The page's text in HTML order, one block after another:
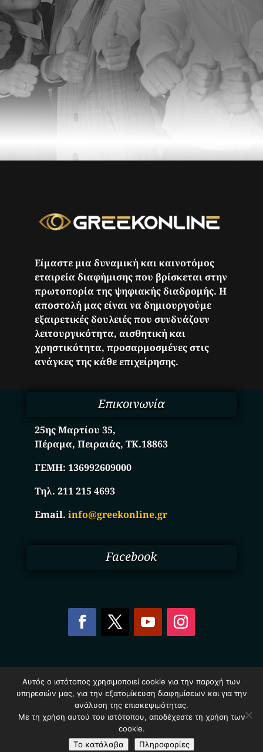
Είμαστε μια δυναμική και καινοτόμος
εταιρεία διαφήμισης που βρίσκεται στην
πρωτοπορία της ψηφιακής διαδρομής. Η
αποστολή μας είναι να δημιουργούμε
εξαιρετικές δουλειές που συνδυάζουν
λειτουργικότητα, αισθητική και
χρηστικότητα, προσαρμοσμένες στις
ανάγκες της κάθε επιχείρησης.
Επικοινωνία
25ης Μαρτίου 35,
Πέραμα, Πειραιάς, ΤΚ.18863
ΓΕΜΗ:136992609000
Τηλ. 211 215 4693
Email.info@greekonline.gr
Facebook
Επιχειρήσεων Ελλάδας – Greekonline.gr. All Rights
Reserved.
Όροι & Προυποθέσεις–Προστασία Προσωπικών
Δεδομένων–Πολιτική Cookies
Αυτός ο ιστότοπος χρησιμοποιεί cookie για την παροχή των
υπηρεσιών μας, για την εξατομίκευση διαφημίσεων και για την
ανάλυση της επισκεψιμότητας.
Με τη χρήση αυτού του ιστότοπου, αποδέχεστε τη χρήση των
cookie.
Το κατάλαβα
Πληροφορίες